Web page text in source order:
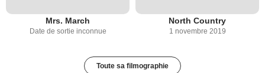
Mrs. March
Date de sortie inconnue
North Country
1 novembre 2019
Toute sa filmographie